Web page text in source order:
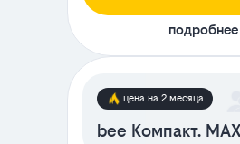
подробнее
цена на 2 месяца
bee Компакт.